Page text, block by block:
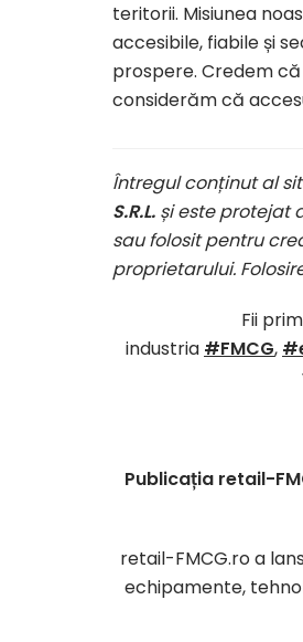
teritorii. Misiunea
accesibile, fiabile și
prospere. Credem
considerăm că
Întregul conținut al
S.R.L. și este protejat
sau folosit pentru
proprietarului.
Fii
industria #FMCG,
Publicația retail-
retail-FMCG.ro a
echipamente,